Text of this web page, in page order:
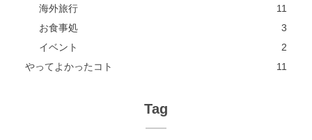
海外旅行
11
お食事処
3
イベント
2
やってよかったコト
11
Tag